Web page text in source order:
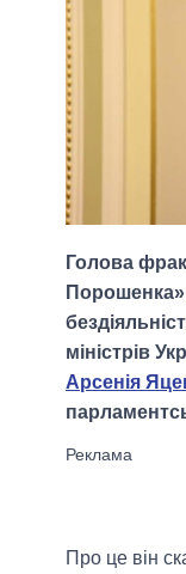
Голова
Порошенка»
міністрів
Арсенія
Про це він